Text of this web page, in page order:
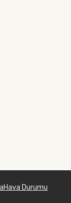
Hava Durumu